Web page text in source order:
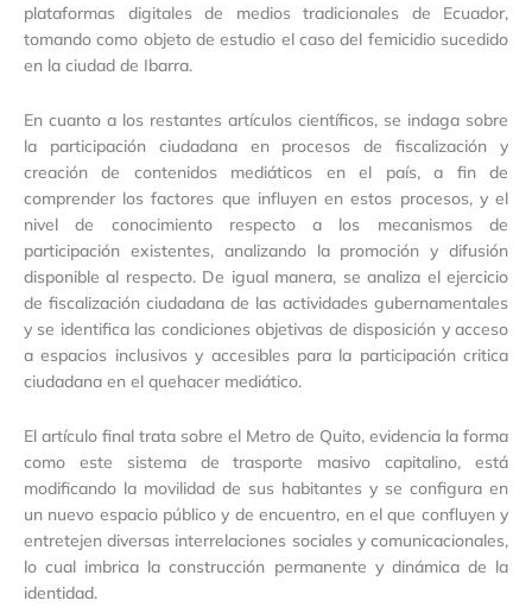
plataformas digitales de medios tradicionales de Ecuador,
tomando como objeto de estudio el caso del femicidio sucedido
en la ciudad de Ibarra.
En cuanto a los restantes artículos científicos, se indaga sobre
la participación ciudadana en procesos de fiscalización y
creación de contenidos mediáticos en el país, a fin de
comprender los factores que influyen en estos procesos, y el
nivel de conocimiento respecto a los mecanismos de
participación existentes, analizando la promoción y difusión
disponible al respecto. De igual manera, se analiza el ejercicio
de fiscalización ciudadana de las actividades gubernamentales
y se identifica las condiciones objetivas de disposición y acceso
a espacios inclusivos y accesibles para la participación critica
ciudadana en el quehacer mediático.
El artículo final trata sobre el Metro de Quito, evidencia la forma
como este sistema de trasporte masivo capitalino, está
modificando la movilidad de sus habitantes y se configura en
un nuevo espacio público y de encuentro, en el que confluyen y
entretejen diversas interrelaciones sociales y comunicacionales,
lo cual imbrica la construcción permanente y dinámica de la
identidad.